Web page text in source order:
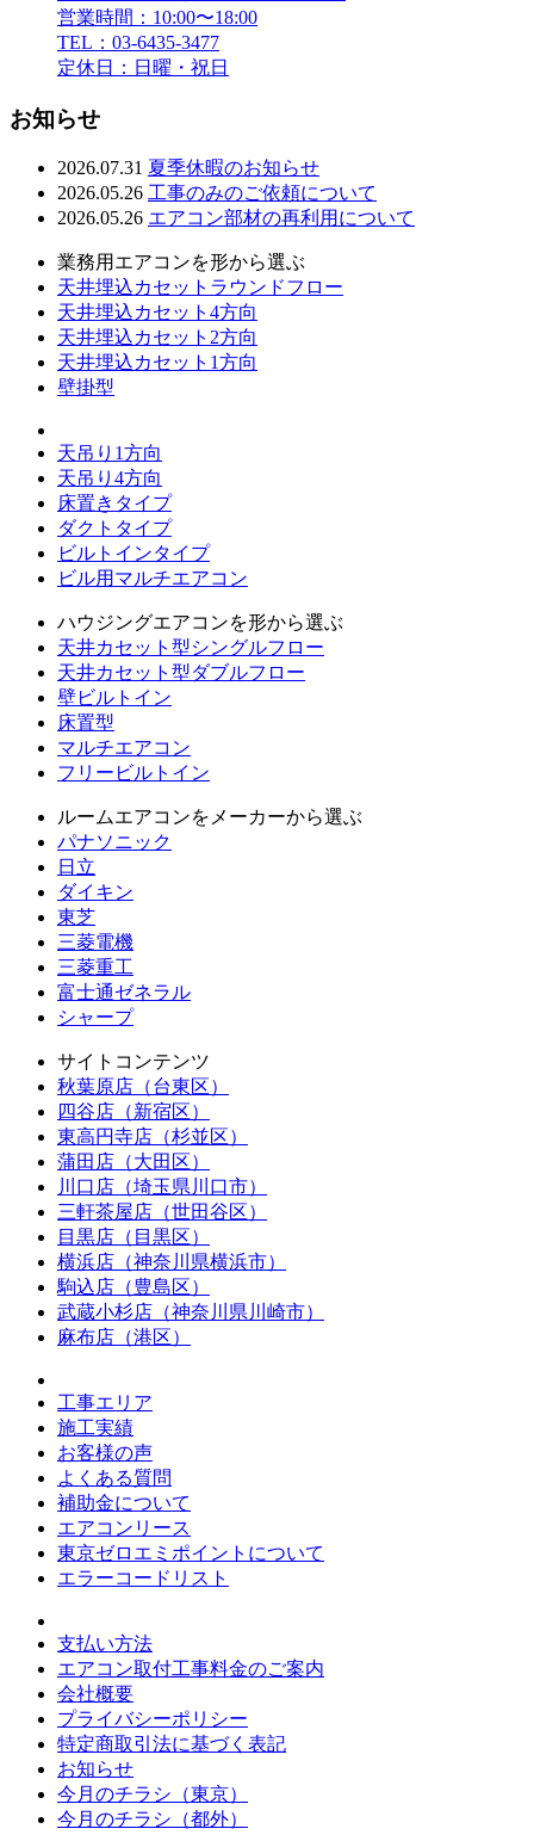
営業時間：10:00〜18:00
TEL：03-6435-3477
定休日：日曜・祝日
お知らせ
2026.07.31 夏季休暇のお知らせ
2026.05.26 工事のみのご依頼について
2026.05.26 エアコン部材の再利用について
業務用エアコンを形から選ぶ
天井埋込カセットラウンドフロー
天井埋込カセット4方向
天井埋込カセット2方向
天井埋込カセット1方向
壁掛型
天吊り1方向
天吊り4方向
床置きタイプ
ダクトタイプ
ビルトインタイプ
ビル用マルチエアコン
ハウジングエアコンを形から選ぶ
天井カセット型シングルフロー
天井カセット型ダブルフロー
壁ビルトイン
床置型
マルチエアコン
フリービルトイン
ルームエアコンをメーカーから選ぶ
パナソニック
日立
ダイキン
東芝
三菱電機
三菱重工
富士通ゼネラル
シャープ
サイトコンテンツ
秋葉原店（台東区）
四谷店（新宿区）
東高円寺店（杉並区）
蒲田店（大田区）
川口店（埼玉県川口市）
三軒茶屋店（世田谷区）
目黒店（目黒区）
横浜店（神奈川県横浜市）
駒込店（豊島区）
武蔵小杉店（神奈川県川崎市）
麻布店（港区）
工事エリア
施工実績
お客様の声
よくある質問
補助金について
エアコンリース
東京ゼロエミポイントについて
エラーコードリスト
支払い方法
エアコン取付工事料金のご案内
会社概要
プライバシーポリシー
特定商取引法に基づく表記
お知らせ
今月のチラシ（東京）
今月のチラシ（都外）